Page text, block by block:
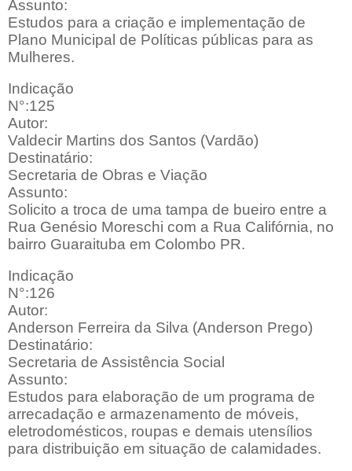
Assunto:
Estudos para a criação e implementação de
Plano Municipal de Políticas públicas para as
Mulheres.
Indicação
N°:125
Autor:
Valdecir Martins dos Santos (Vardão)
Destinatário:
Secretaria de Obras e Viação
Assunto:
Solicito a troca de uma tampa de bueiro entre a
Rua Genésio Moreschi com a Rua Califórnia, no
bairro Guaraituba em Colombo PR.
Indicação
N°:126
Autor:
Anderson Ferreira da Silva (Anderson Prego)
Destinatário:
Secretaria de Assistência Social
Assunto:
Estudos para elaboração de um programa de
arrecadação e armazenamento de móveis,
eletrodomésticos, roupas e demais utensílios
para distribuição em situação de calamidades.